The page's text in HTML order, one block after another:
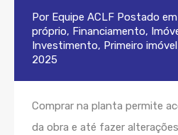
Por Equipe ACLF Postado em
próprio, Financiamento,
Investimento, Primeiro imóvel
2025
Comprar na planta permite
da obra e até fazer